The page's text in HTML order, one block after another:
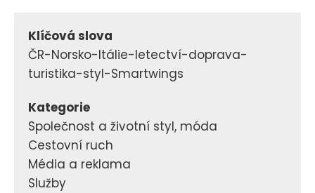
Klíčová slova
ČR-Norsko-Itálie-letectví-doprava-
turistika-styl-Smartwings
Kategorie
Společnost a životní styl, móda
Cestovní ruch
Média a reklama
Služby